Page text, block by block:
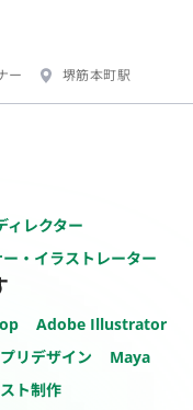
ー
堺筋本町駅
ィレクター
・イラストレーター
Adobe Illustrator
リデザイン
Maya
ト制作